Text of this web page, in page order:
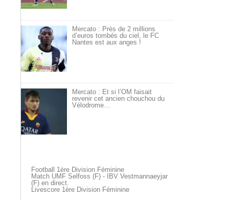
Mercato : Près de 2 millions
d’euros tombés du ciel, le FC
Nantes est aux anges !
Mercato : Et si l’OM faisait
revenir cet ancien chouchou du
Vélodrome…
Football 1ère Division Féminine
Match UMF Selfoss (F) - IBV Vestmannaeyjar
(F) en direct.
Livescore 1ère Division Féminine